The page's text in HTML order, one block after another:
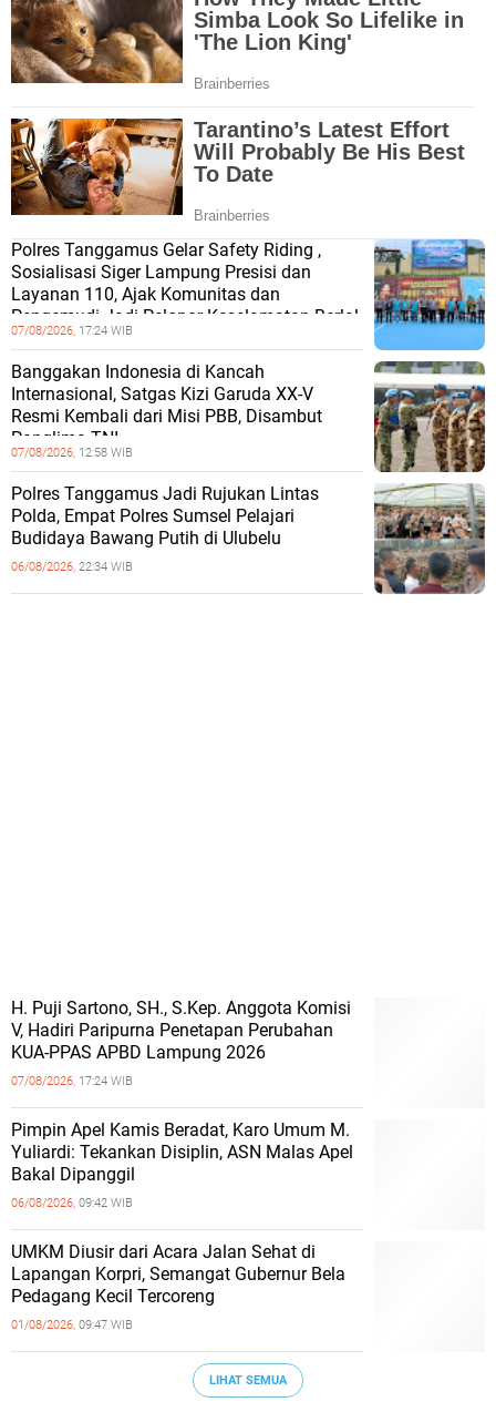
Polres Tanggamus Gelar Safety Riding ,
Sosialisasi Siger Lampung Presisi dan
Layanan 110, Ajak Komunitas dan
Pengemudi Jadi Pelopor Keselamatan Berlal
07/08/2026, 17:24 WIB
Banggakan Indonesia di Kancah
Internasional, Satgas Kizi Garuda XX-V
Resmi Kembali dari Misi PBB, Disambut
Panglima TNI
07/08/2026, 12:58 WIB
Polres Tanggamus Jadi Rujukan Lintas
Polda, Empat Polres Sumsel Pelajari
Budidaya Bawang Putih di Ulubelu
06/08/2026, 22:34 WIB
H. Puji Sartono, SH., S.Kep. Anggota Komisi
V, Hadiri Paripurna Penetapan Perubahan
KUA-PPAS APBD Lampung 2026
07/08/2026, 17:24 WIB
Pimpin Apel Kamis Beradat, Karo Umum M.
Yuliardi: Tekankan Disiplin, ASN Malas Apel
Bakal Dipanggil
06/08/2026, 09:42 WIB
UMKM Diusir dari Acara Jalan Sehat di
Lapangan Korpri, Semangat Gubernur Bela
Pedagang Kecil Tercoreng
01/08/2026, 09:47 WIB
LIHAT SEMUA